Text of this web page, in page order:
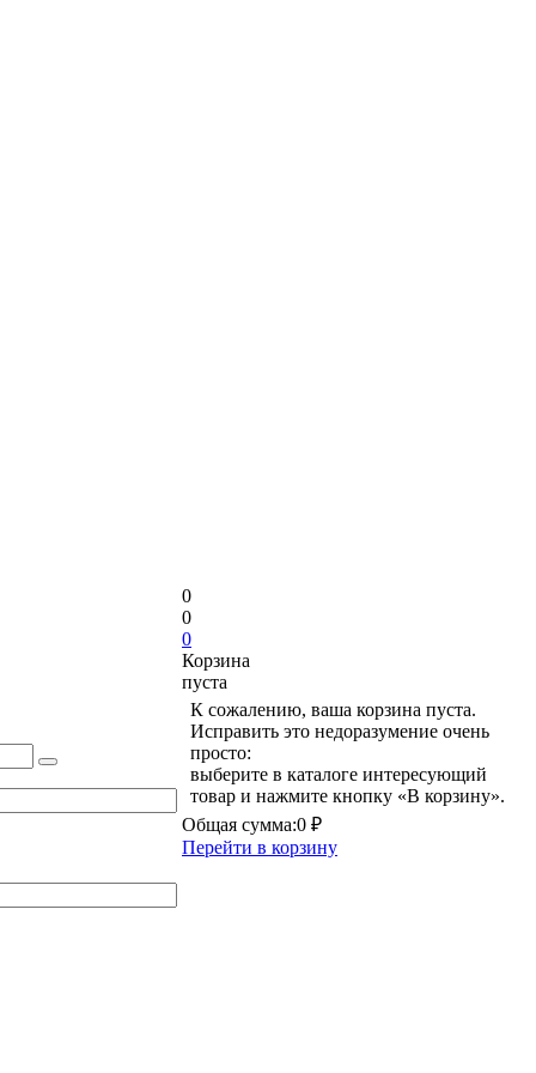
0
0
0
Корзина
пуста
К сожалению, ваша корзина пуста.
Исправить это недоразумение очень
просто:
выберите в каталоге интересующий
товар и нажмите кнопку «В корзину».
Общая сумма:0 ₽
Перейти в корзину